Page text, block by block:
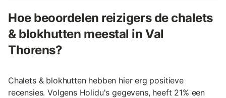
Hoe beoordelen reizigers de chalets
& blokhutten meestal in Val
Thorens?
Chalets & blokhutten hebben hier erg positieve
recensies. Volgens Holidu's gegevens, heeft 21% een